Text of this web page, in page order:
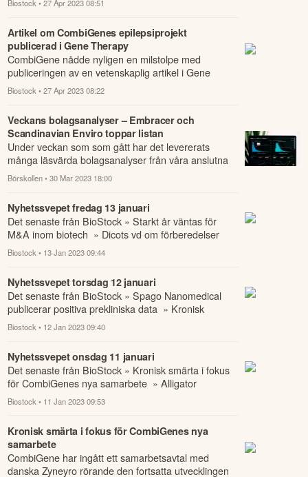
Biostock • 27 Apr 2023 08:51
Artikel om CombiGenes epilepsiprojekt
publicerad i Gene Therapy
CombiGene nådde nyligen en milstolpe med
publiceringen av en vetenskaplig artikel i Gene
Therapy, en av Nature Publishing Groups
tidskrifter...
Biostock • 27 Apr 2023 08:22
Veckans bolagsanalyser – Embracer och
Scandinavian Enviro toppar listan
Under veckan som som gått har det levererats
många läsvärda bolagsanalyser från våra anslutna
analyshus och banker.
Börskollen • 30 Mar 2023 18:00
Nyhetssvepet fredag 13 januari
Det senaste från BioStock » Starkt år väntas för
M&A inom biotech » Dicots vd om förberedelser
inför klinik och emission » Spago Nanomedic...
Biostock • 13 Jan 2023 09:44
Nyhetssvepet torsdag 12 januari
Det senaste från BioStock » Spago Nanomedical
publicerar positiva prekliniska data » Kronisk
smärta i fokus för CombiGenes nya samarbete »...
Biostock • 12 Jan 2023 09:40
Nyhetssvepet onsdag 11 januari
Det senaste från BioStock » Kronisk smärta i fokus
för CombiGenes nya samarbete » Alligator
Bioscience extends collaboration with Orion Cor...
Biostock • 11 Jan 2023 09:53
Kronisk smärta i fokus för CombiGenes nya
samarbete
CombiGene har ingått ett samarbetsavtal med
danska Zyneyro rörande den fortsatta utvecklingen